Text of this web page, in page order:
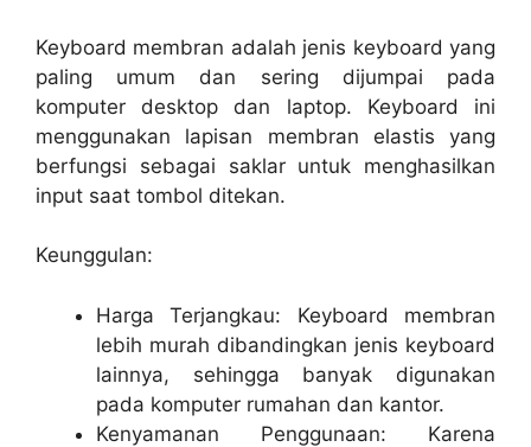
Keyboard membran adalah jenis keyboard yang
paling umum dan sering dijumpai pada
komputer desktop dan laptop. Keyboard ini
menggunakan lapisan membran elastis yang
berfungsi sebagai saklar untuk menghasilkan
input saat tombol ditekan.
Keunggulan:
Harga Terjangkau: Keyboard membran
lebih murah dibandingkan jenis keyboard
lainnya, sehingga banyak digunakan
pada komputer rumahan dan kantor.
Kenyamanan Penggunaan: Karena